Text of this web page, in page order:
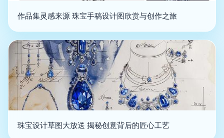
作品集灵感来源 珠宝手稿设计图欣赏与创作之旅
珠宝设计草图大放送 揭秘创意背后的匠心工艺